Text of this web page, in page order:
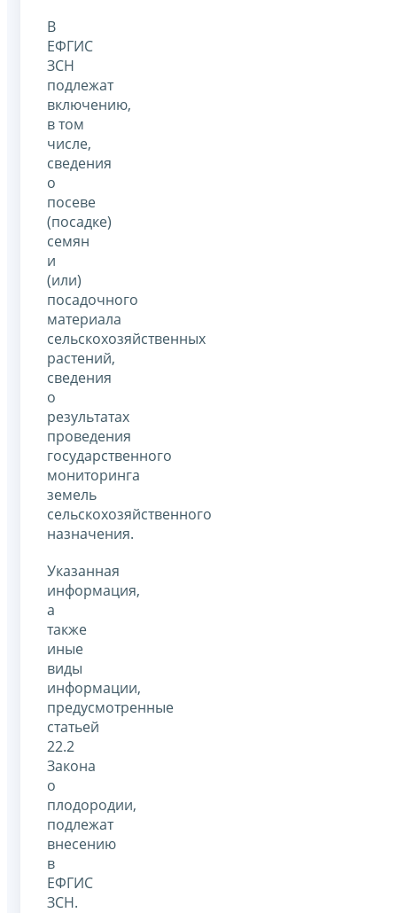
В
ЕФГИС
ЗСН
подлежат
включению,
в том
числе,
сведения
о
посеве
(посадке)
семян
и
(или)
посадочного
материала
сельскохозяйственных
растений,
сведения
о
результатах
проведения
государственного
мониторинга
земель
сельскохозяйственного
назначения.
Указанная
информация,
а
также
иные
виды
информации,
предусмотренные
статьей
22.2
Закона
о
плодородии,
подлежат
внесению
в
ЕФГИС
ЗСН.